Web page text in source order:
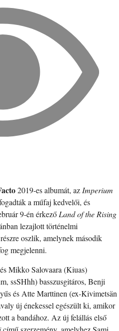
2019-es albumát, az Imperium
a műfaj kedvelői, és
9-én érkező Land of the Rising
lezajlott történelmi
oszlik, amelynek második
megjelenni.
Mikko Salovaara (Kiuas)
ssSHhh) basszusgitáros, Benji
és Atte Marttinen (ex-Kivimetsän
új énekessel egészült ki, amikor
a bandához. Az új felállás első